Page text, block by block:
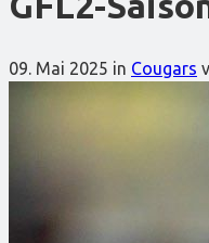
09. Mai 2025 in Cougars